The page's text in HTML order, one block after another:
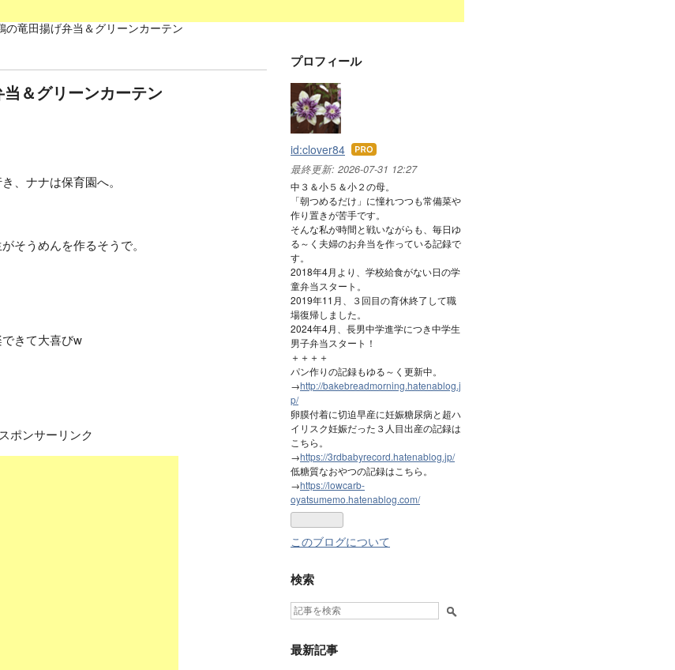
の竜田揚げ弁当＆グリーンカーテン
＆グリーンカーテン
、ナナは保育園へ。
そうめんを作るそうで。
きて大喜びw
スポンサーリンク
プロフィール
id:clover84 はて
なブ
ログ
Pro
最終更新: 2026-07-31 12:27
中３＆小５＆小２の母。
「朝つめるだけ」に憧れつつも常備菜や
作り置きが苦手です。
そんな私が時間と戦いながらも、毎日ゆ
る～く夫婦のお弁当を作っている記録で
す。
2018年4月より、学校給食がない日の学
童弁当スタート。
2019年11月、３回目の育休終了して職
場復帰しました。
2024年4月、長男中学進学につき中学生
男子弁当スタート！
＋＋＋＋
パン作りの記録もゆる～く更新中。
→http://bakebreadmorning.hatenablog.j
p/
卵膜付着に切迫早産に妊娠糖尿病と超ハ
イリスク妊娠だった３人目出産の記録は
こちら。
→https://3rdbabyrecord.hatenablog.jp/
低糖質なおやつの記録はこちら。
→https://lowcarb-
oyatsumemo.hatenablog.com/
このブログについて
検索
最新記事